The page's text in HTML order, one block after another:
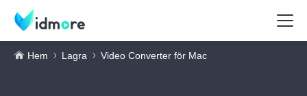
Hem Lagra Video Converter för Mac